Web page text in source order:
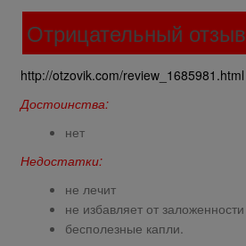
Отрицательный отзыв
http://otzovik.com/review_1685981.html
Достоинства:
нет
Недостатки:
не лечит
не избавляет от заложенности
бесполезные капли.